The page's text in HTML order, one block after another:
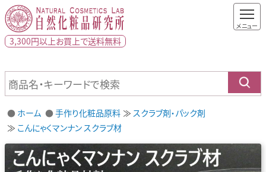
3,300円以上お買上で送料無料
ホーム 手作り化粧品原料
スクラブ剤・パック剤
こんにゃくマンナン スクラブ材